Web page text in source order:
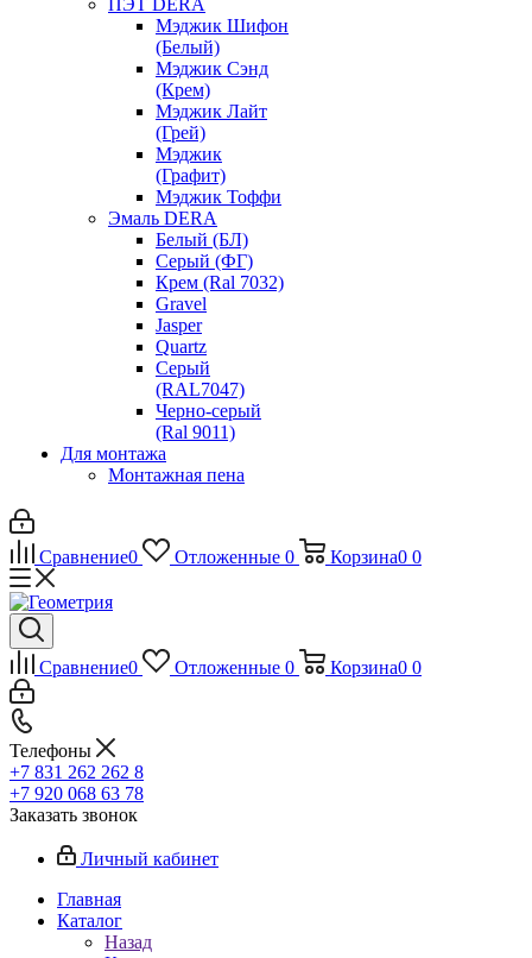
ПЭТ DERA
Мэджик Шифон
(Белый)
Мэджик Сэнд
(Крем)
Мэджик Лайт
(Грей)
Мэджик
(Графит)
Мэджик Тоффи
Эмаль DERA
Белый (БЛ)
Серый (ФГ)
Крем (Ral 7032)
Gravel
Jasper
Quartz
Серый
(RAL7047)
Черно-серый
(Ral 9011)
Для монтажа
Монтажная пена
Сравнение0 Отложенные 0 Корзина0 0
Сравнение0 Отложенные 0 Корзина0 0
Телефоны
+7 831 262 262 8
+7 920 068 63 78
Заказать звонок
Личный кабинет
Главная
Каталог
Назад